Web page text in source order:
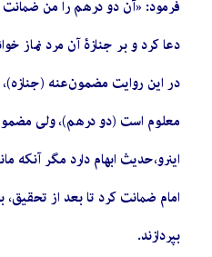
فرمود: «آن دو درهم را من ضمانت
دعا کرد و بر جنازۀ آن مرد نماز
در این روایت مضمون‌عنه
معلوم است (دو درهم)، ولی
این­رو،حدیث ابهام دارد مگر
امام ضمانت کرد تا بعد از
بپردازند.